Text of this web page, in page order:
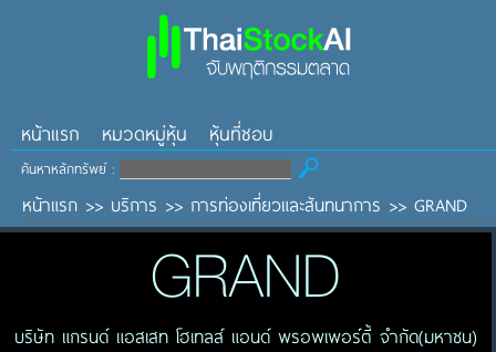
หน้าแรก หมวดหมู่หุ้น หุ้นที่ชอบ
ค้นหาหลักทรัพย์ :
หน้าแรก >> บริการ >> การท่องเที่ยวและสันทนาการ >> GRAND
GRAND
บริษัท แกรนด์ แอสเสท โฮเทลส์ แอนด์ พรอพเพอร์ตี้ จำกัด(มหาชน)